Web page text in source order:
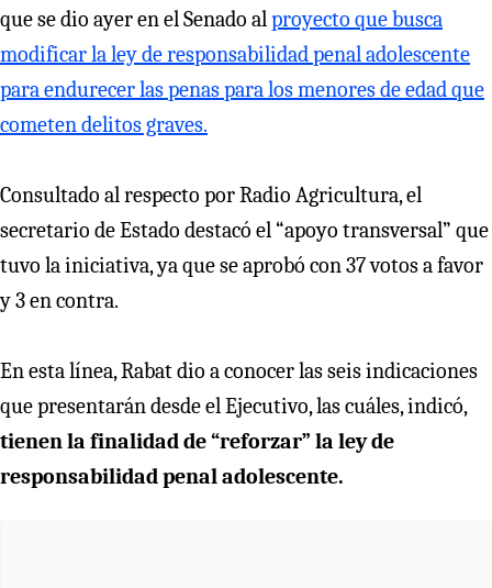
que se dio ayer en el Senado alproyecto que busca
modificar la ley de responsabilidad penal adolescente
para endurecer las penas para los menores de edad que
cometen delitos graves.
Consultado al respecto por Radio Agricultura, el
secretario de Estado destacó el “apoyo transversal” que
tuvo la iniciativa, ya que se aprobó con 37 votos a favor
y 3 en contra.
En esta línea, Rabat dio a conocer las seis indicaciones
que presentarán desde el Ejecutivo, las cuáles, indicó,
tienen la finalidad de “reforzar” la ley de
responsabilidad penal adolescente.